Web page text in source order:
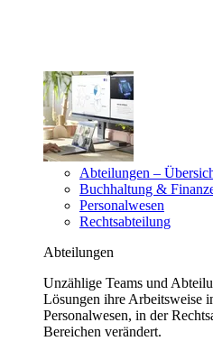
Abteilungen –
Buchhaltung &
Personalwesen
Rechtsabteilung
Abteilungen
Unzählige Teams und
Lösungen ihre Arbeitsweise
Personalwesen, in der
Bereichen verändert.